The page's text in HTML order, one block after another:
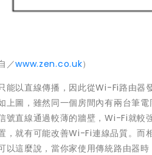
／www.zen.co.uk）
能以直線傳播，因此從Wi-Fi路由器
上圖，雖然同一個房間內有兩台筆
號直線通過較薄的牆壁，Wi-Fi就較
，就有可能改善Wi-Fi連線品質。而
以這麼說，當你家使用傳統路由器